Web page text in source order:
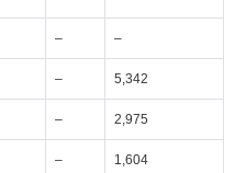
– –
– 5,342
– 2,975
– 1,604